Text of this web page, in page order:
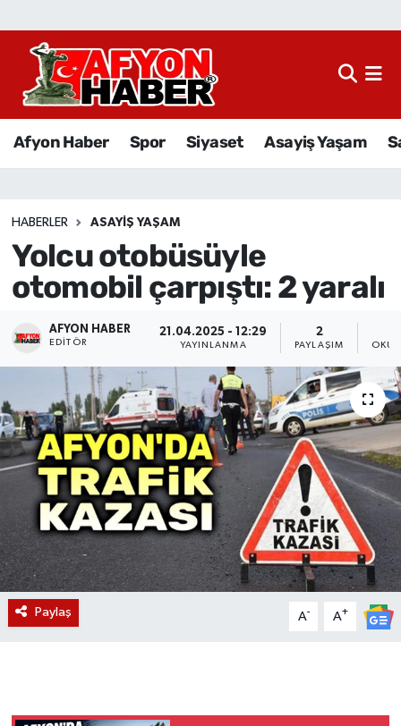
Afyon Haber Spor Siyaset Asayiş Yaşam
HABERLER ASAYIŞ YAŞAM
Yolcu otobüsüyle
otomobil çarpıştı: 2 yaralı
AFYON HABER
EDITÖR
21.04.2025 - 12:29
YAYINLANMA
2
PAYLAŞIM
Paylaş A- A+
Afyon Haber
Sağlık
Eğitim
Sivil Toplum
Ekonomi
Magazin
Etkinlikler